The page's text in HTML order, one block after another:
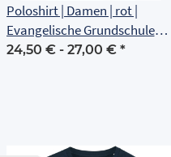
Poloshirt | Damen | rot |
Evangelische Grundschule
Erfurt
24,50 € - 27,00 € *